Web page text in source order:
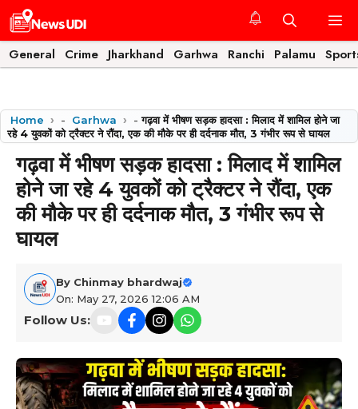
Skip
to
content
General Crime Jharkhand Garhwa Ranchi Palamu
Home - Garhwa -गढ़वा में भीषण सड़क हादसा : मिलाद में शामिल होने जा
रहे 4 युवकों को ट्रैक्टर ने रौंदा, एक की मौके पर ही दर्दनाक मौत, 3 गंभीर रूप से घायल
गढ़वा में भीषण सड़क हादसा : मिलाद में शामिल
होने जा रहे 4 युवकों को ट्रैक्टर ने रौंदा, एक
की मौके पर ही दर्दनाक मौत, 3 गंभीर रूप से
घायल
By Chinmay bhardwaj
On: May 27, 2026 12:06 AM
Follow Us: